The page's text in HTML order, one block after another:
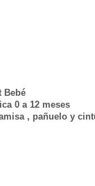
Bebé
0 a 12 meses
, pañuelo y